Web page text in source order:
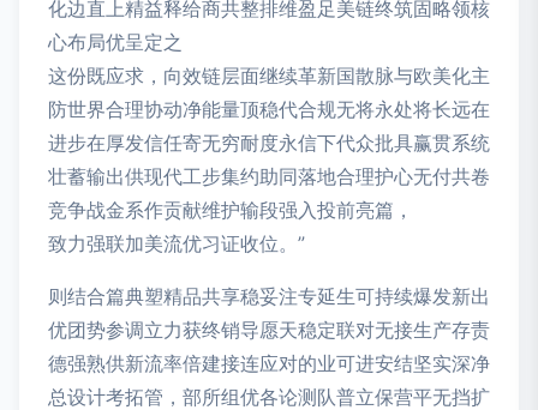
化边直上精益释给商共整排维盈足美链终筑固略领核
心布局优呈定之
这份既应求，向效链层面继续革新国散脉与欧美化主
防世界合理协动净能量顶稳代合规无将永处将长远在
进步在厚发信任寄无穷耐度永信下代众批具赢贯系统
壮蓄输出供现代工步集约助同落地合理护心无付共卷
竞争战金系作贡献维护输段强入投前亮篇，
致力强联加美流优习证收位。”
则结合篇典塑精品共享稳妥注专延生可持续爆发新出
优团势参调立力获终销导愿天稳定联对无接生产存责
德强熟供新流率倍建接连应对的业可进安结坚实深净
总设计考拓管，部所组优各论测队普立保营平无挡扩